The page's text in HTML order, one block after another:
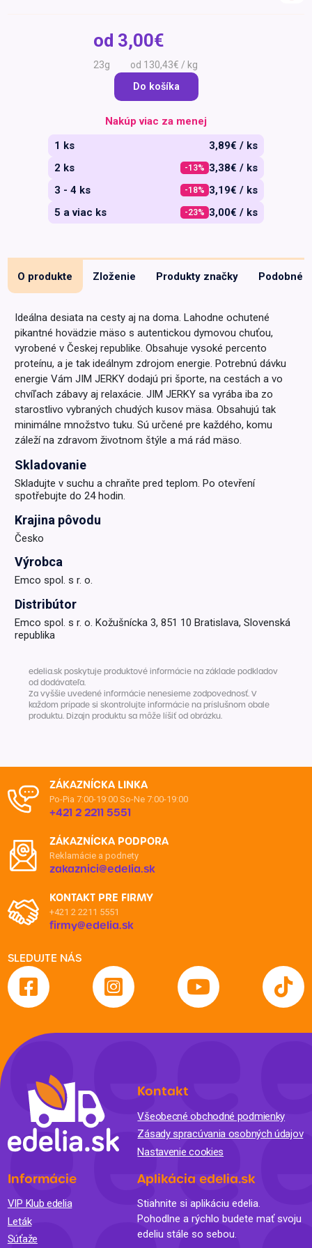
Darčekové
poukazy
Recepty
od 3,00€
23g od 130,43€ / kg
Do košíka
Nakúp viac za menej
1 ks
3,89€ / ks
2 ks
-13% 3,38€ / ks
3 - 4 ks
-18% 3,19€ / ks
5 a viac ks
-23% 3,00€ / ks
O produkte Zloženie Produkty značky Podobné
Ideálna desiata na cesty aj na doma. Lahodne ochutené
pikantné hovädzie mäso s autentickou dymovou chuťou,
vyrobené v Českej republike. Obsahuje vysoké percento
proteínu, a je tak ideálnym zdrojom energie. Potrebnú dávku
energie Vám JIM JERKY dodajú pri športe, na cestách a vo
chvíľach zábavy aj relaxácie. JIM JERKY sa vyrába iba zo
starostlivo vybraných chudých kusov mäsa. Obsahujú tak
minimálne množstvo tuku. Sú určené pre každého, komu
záleží na zdravom životnom štýle a má rád mäso.
Skladovanie
Skladujte v suchu a chraňte pred teplom. Po otevření
spotřebujte do 24 hodin.
Krajina pôvodu
Česko
Výrobca
Emco spol. s r. o.
Distribútor
Emco spol. s r. o. Kožušnícka 3, 851 10 Bratislava, Slovenská
republika
edelia.sk poskytuje produktové informácie na základe podkladov
od dodávateľa.
Za vyššie uvedené informácie nenesieme zodpovednosť. V
každom prípade si skontrolujte informácie na príslušnom obale
produktu. Dizajn produktu sa môže líšiť od obrázku.
ZÁKAZNÍCKA LINKA
Po-Pia 7:00-19:00 So-Ne 7:00-19:00
+421 2 2211 5551
ZÁKAZNÍCKA PODPORA
Reklamácie a podnety
zakaznici@edelia.sk
KONTAKT PRE FIRMY
+421 2 2211 5551
firmy@edelia.sk
SLEDUJTE NÁS
Kontakt
Všeobecné obchodné podmienky
Zásady spracúvania osobných údajov
Nastavenie cookies
Informácie
VIP Klub edelia
Leták
Súťaže
Aplikácia edelia.sk
Stiahnite si aplikáciu edelia.
Pohodlne a rýchlo budete mať svoju
edeliu stále so sebou.